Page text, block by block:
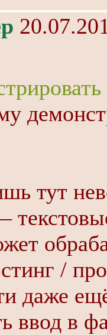
тут
/
даже
ввод в